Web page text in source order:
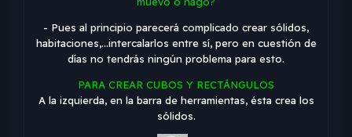
- Pues al principio parecerá complicado crear sólidos,
habitaciones,...intercalarlos entre sí, pero en cuestión de
días no tendrás ningún problema para esto.
PARA CREAR CUBOS Y RECTÁNGULOS
A la izquierda, en la barra de herramientas, ésta crea los
sólidos.